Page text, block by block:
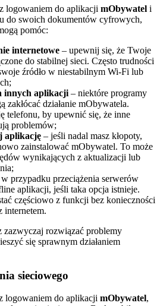
logowaniem do aplikacji mObywatel i
do swoich dokumentów cyfrowych,
pomóc:
internetowe – upewnij się, że Twoje
do stabilnej sieci. Często trudności
źródło w niestabilnym Wi-Fi lub
innych aplikacji – niektóre programy
zakłócać działanie mObywatela.
telefonu, by upewnić się, że inne
problemów;
aplikację – jeśli nadal masz kłopoty,
zainstalować mObywatel. To może
wynikających z aktualizacji lub
przypadku przeciążenia serwerów
aplikacji, jeśli taka opcja istnieje.
częściowo z funkcji bez konieczności
internetem.
zazwyczaj rozwiązać problemy
się sprawnym działaniem
sieciowego
logowaniem do aplikacji mObywatel,